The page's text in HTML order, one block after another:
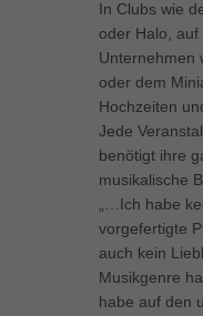
In Clubs wie
oder Halo,
Unternehmen
oder dem
Hochzeiten
Jede
benötigt ihre
musikalische
„…Ich habe
vorgefertigte
auch kein
Musikgenre
habe auf den
können Ihre Einwilligung
weitere Informationen
Cookies auswählen.
Alle
Datenschutzeinstellungen
Essenziell (1)
Essenzielle Cookies
die einwandfreie Funktion